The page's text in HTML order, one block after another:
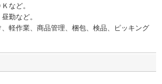
など。
勤など。
軽作業、商品管理、梱包、検品、ピッキング